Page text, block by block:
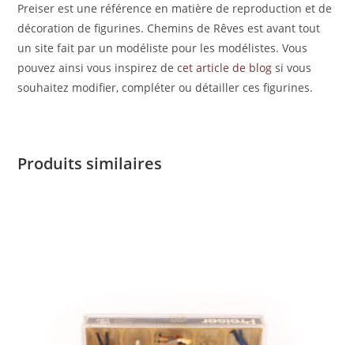
Preiser est une référence en matière de reproduction et de
décoration de figurines. Chemins de Rêves est avant tout
un site fait par un modéliste pour les modélistes. Vous
pouvez ainsi vous inspirez decet article de blogsi vous
souhaitez modifier, compléter ou détailler ces figurines.
Produits similaires